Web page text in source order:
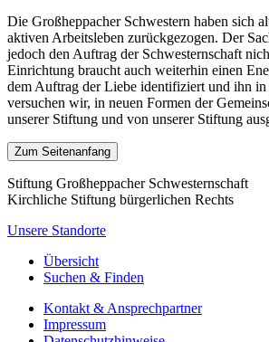
Die Großheppacher Schwestern haben sich
aktiven Arbeitsleben zurückgezogen. Der
jedoch den Auftrag der Schwesternschaft
Einrichtung braucht auch weiterhin einen
dem Auftrag der Liebe identifiziert und ihn
versuchen wir, in neuen Formen der
unserer Stiftung und von unserer Stiftung
Zum Seitenanfang
Stiftung Großheppacher Schwesternschaft
Kirchliche Stiftung bürgerlichen Rechts
Unsere Standorte
Übersicht
Suchen & Finden
Kontakt & Ansprechpartner
Impressum